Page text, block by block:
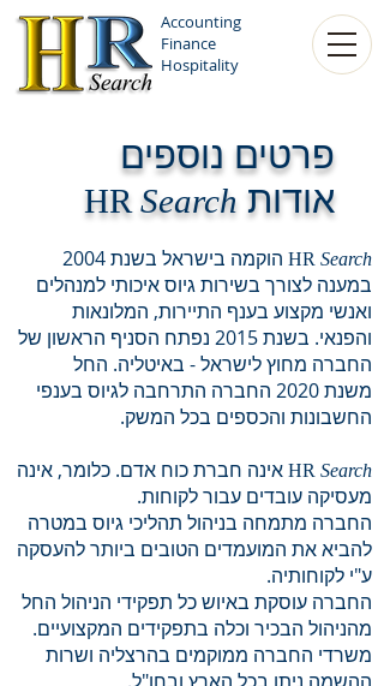
HR Search
הוקמה בישראל בשנת 2004
במענה לצורך בשירות גיוס איכותי למנהלים
ואנשי מקצוע בענף התיירות, המלונאות
והפנאי. בשנת 2015 נפתח הסניף הראשון של
החברה מחוץ לישראל - באיטליה. החל
משנת 2020 החברה התרחבה לגיוס בענפי
החשבונות והכספים בכל המשק.
HR Search
אינה חברת כוח אדם. כלומר, אינה
מעסיקה עובדים עבור לקוחות.
החברה מתמחה בניהול תהליכי גיוס במטרה
להביא את המועמדים הטובים ביותר להעסקה
ע"י לקוחותיה.
החברה עוסקת באיוש כל תפקידי הניהול החל
מהניהול הבכיר וכלה בתפקידים המקצועיים.
משרדי החברה ממוקמים בהרצליה ושרות
פרטים נוספים
אודות
HR Search
Accounting
Finance
Hospitality